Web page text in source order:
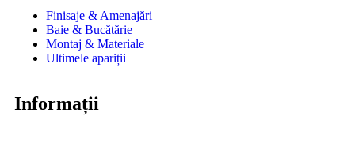
Finisaje & Amenajări
Baie & Bucătărie
Montaj & Materiale
Ultimele apariții
Informații